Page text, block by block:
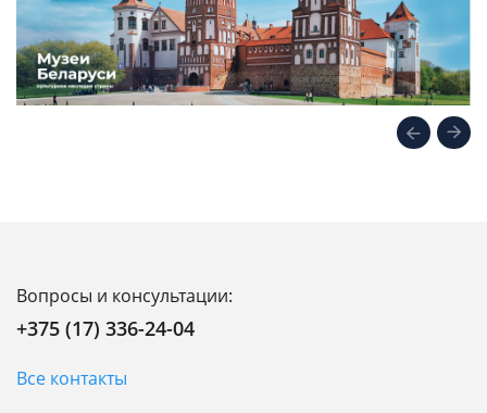
Вопросы и консультации:
+375 (17) 336-24-04
Все контакты